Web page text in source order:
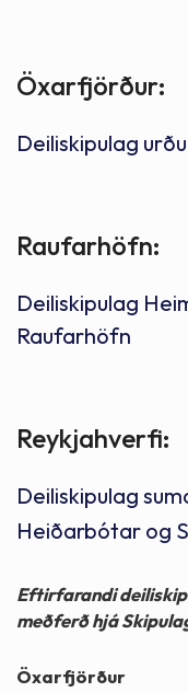
Öxarfjörður:
Deiliskipulag
Raufarhöfn:
Deiliskipulag
Raufarhöfn
Reykjahverfi:
Deiliskipulag
Heiðarbótar og
Eftirfarandi
meðferð hjá
Öxarfjörður